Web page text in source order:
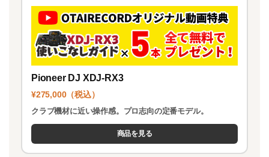
Pioneer DJ XDJ-RX3
¥275,000（税込）
クラブ機材に近い操作感。プロ志向の定番モデル。
商品を見る